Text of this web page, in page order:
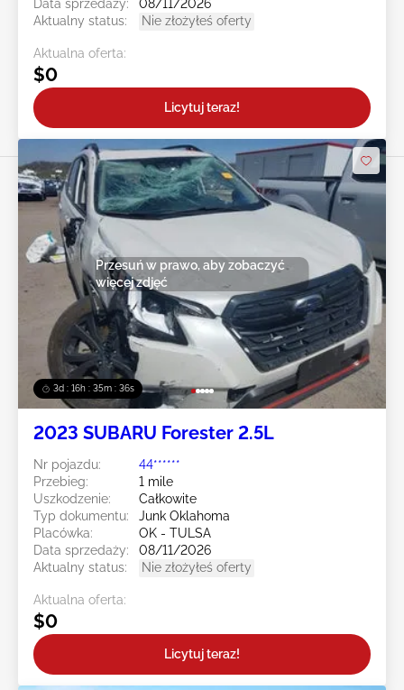
Data sprzedaży:
08/11/2026
Aktualny status:
Nie złożyłeś oferty
Aktualna oferta:
$0
Licytuj teraz!
3d : 16h : 35m : 33s
Przesuń w prawo, aby zobaczyć
więcej zdjęć
2023 SUBARU Forester 2.5L
Nr pojazdu:
44******
Przebieg:
1 mile
Uszkodzenie:
Całkowite
Typ dokumentu:
Junk Oklahoma
Placówka:
OK - TULSA
Data sprzedaży:
08/11/2026
Aktualny status:
Nie złożyłeś oferty
Aktualna oferta:
$0
Licytuj teraz!